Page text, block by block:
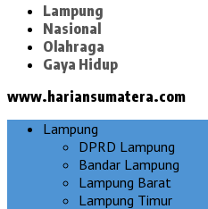
Lampung
Nasional
Olahraga
Gaya Hidup
www.hariansumatera.com
Lampung
DPRD Lampung
Bandar Lampung
Lampung Barat
Lampung Timur